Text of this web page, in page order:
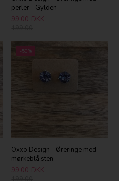
perler - Gylden
99,00 DKK
-50%
Oxxo Design - Øreringe med
mørkeblå sten
99,00 DKK